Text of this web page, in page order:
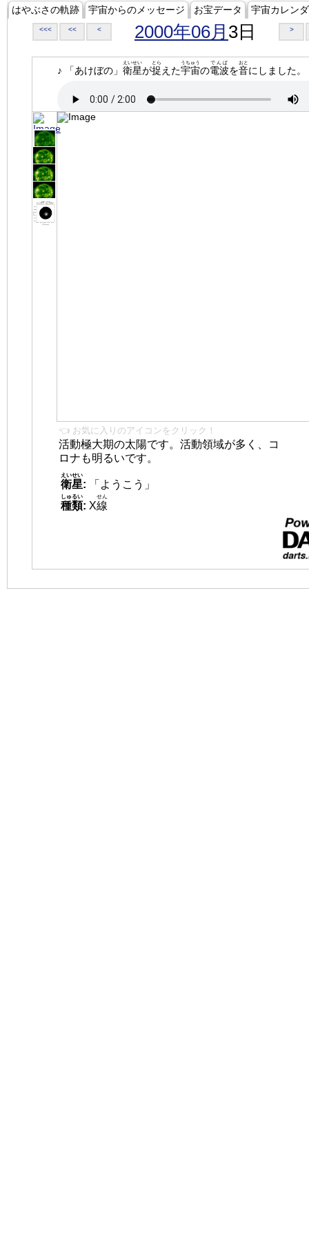
はやぶさの軌跡 宇宙からのメッセージ お宝データ 宇宙カレン
<<< << < 2000年06月 3日 >
♪ 「あけぼの」 衛星
えいせい
が捉
とら
えた宇宙
うちゅう
の電波
でんぱ
を音
おと
にしました。
👈 お気に入りのアイコンをクリック！
活動極大期の太陽です。活動領域が多く、コ
ロナも明るいです。
衛星
えいせい
:
「ようこう」
種類
しゅるい
: X線
せん